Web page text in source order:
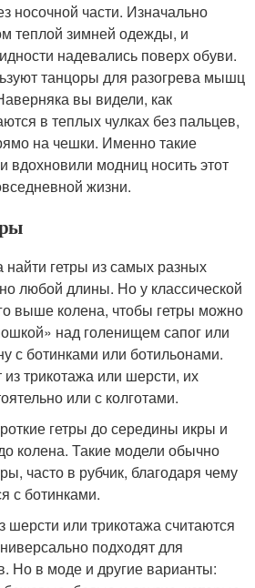
носочной части. Изначально
теплой зимней одежды, и
надевались поверх обуви.
танцоры для разогрева мышц
вы видели, как
в теплых чулках без пальцев,
на чешки. Именно такие
вдохновили модниц носить этот
жизни.
гетры из самых разных
любой длины. Но у классической
выше колена, чтобы гетры можно
над голенищем сапог или
с ботинками или ботильонами.
трикотажа или шерсти, их
или с колготами.
гетры до середины икры и
колена. Такие модели обычно
часто в рубчик, благодаря чему
с ботинками.
шерсти или трикотажа считаются
подходят для
Но в моде и другие варианты: